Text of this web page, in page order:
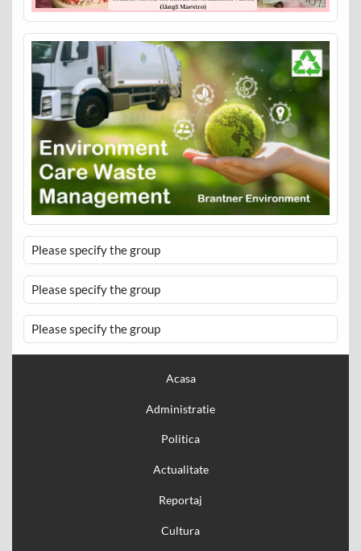
Please specify the group
Please specify the group
Please specify the group
Acasa
Administratie
Politica
Actualitate
Reportaj
Cultura